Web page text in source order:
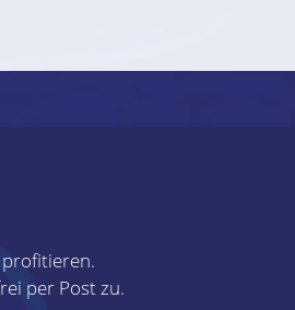
per Post zu.